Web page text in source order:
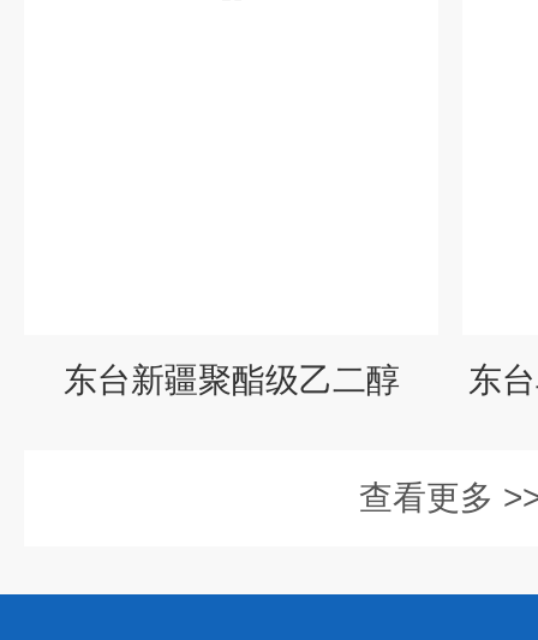
东台新疆聚酯级乙二醇 东
查看更多